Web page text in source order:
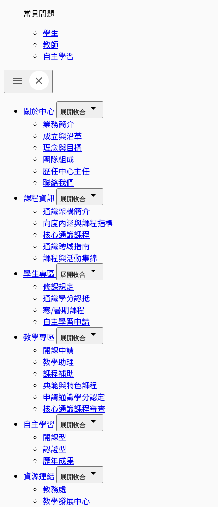
常見問題
學生
教師
自主學習
關於中心 展開收合
業務簡介
成立與沿革
理念與目標
團隊組成
歷任中心主任
聯絡我們
課程資訊
展開收合
通識架構簡介
向度內涵與課程指標
核心通識課程
通識跨域指南
課程與活動集錦
學生專區
展開收合
修課規定
通識學分認抵
寒/暑期課程
自主學習申請
教學專區
展開收合
開課申請
教學助理
課程補助
典範與特色課程
申請通識學分認定
核心通識課程審查
自主學習
展開收合
開課型
認證型
歷年成果
資源連結
展開收合
教務處
教學發展中心